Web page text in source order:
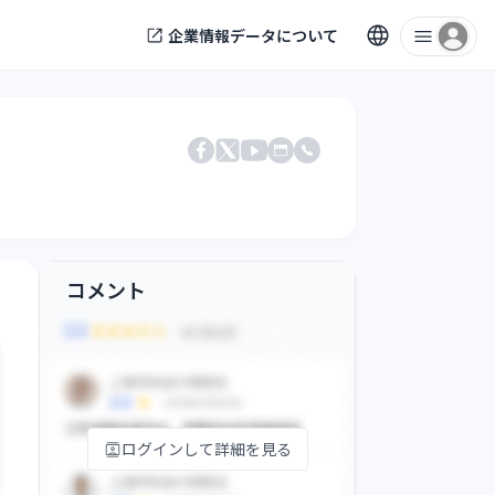
企業情報データについて
Facebook
X YouTube
公式サイト
電話番号
コメント
ログインして詳細を見る